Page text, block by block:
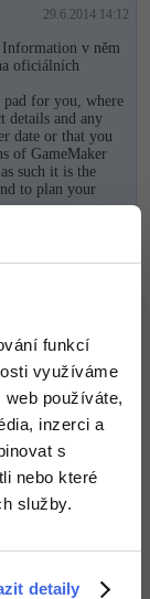
funkcí
využíváme
používáte,
inzerci a
s
nebo které
služby.
detaily
29.6.2014 14:12
Information v něm
oficiálních
pad for you, where
details and any
date or that you
of GameMaker
such it is the
to plan your